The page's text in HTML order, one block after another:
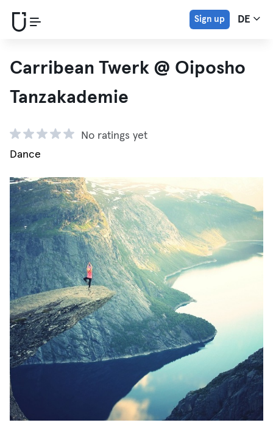
Sign up DE
Carribean Twerk @ Oiposho
Tanzakademie
No ratings yet
Dance